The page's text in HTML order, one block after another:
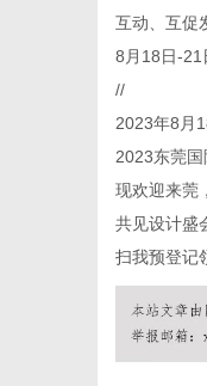
互动、互促
8月18日-21
//
2023年8月
2023东莞
现欢迎来莞，
共见设计盛
扫我预登记